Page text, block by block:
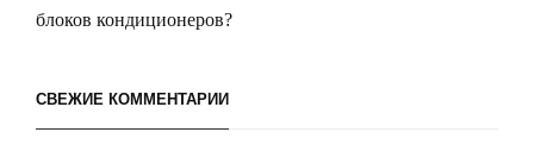
блоков кондиционеров?
СВЕЖИЕ КОММЕНТАРИИ